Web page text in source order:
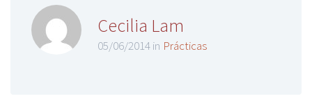
Cecilia Lam
05/06/2014 in Prácticas